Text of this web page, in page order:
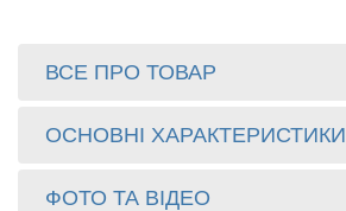
ВСЕ ПРО ТОВАР
ОСНОВНІ ХАРАКТЕРИСТИКИ
ФОТО ТА ВІДЕО